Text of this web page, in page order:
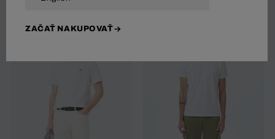
499 Výsledok
ZAČAŤ NAKUPOVAŤ